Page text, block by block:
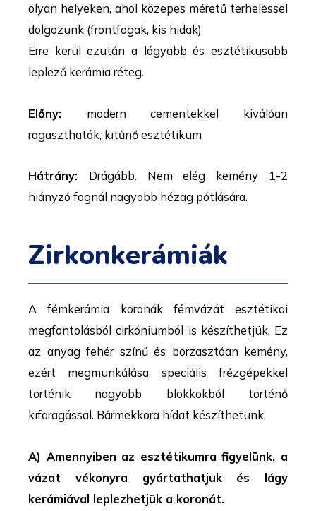
olyan helyeken, ahol közepes méretű terheléssel
dolgozunk (frontfogak, kis hidak)
Erre kerül ezután a lágyabb és esztétikusabb
leplező kerámia réteg.
Előny: modern cementekkel kiválóan
ragaszthatók, kitűnő esztétikum
Hátrány: Drágább. Nem elég kemény 1-2
hiányzó fognál nagyobb hézag pótlására.
Zirkonkerámiák
A fémkerámia koronák fémvázát esztétikai
megfontolásból cirkóniumból is készíthetjük. Ez
az anyag fehér színű és borzasztóan kemény,
ezért megmunkálása speciális frézgépekkel
történik nagyobb blokkokból történő
kifaragással. Bármekkora hídat készíthetünk.
A) Amennyiben az esztétikumra figyelünk, a
vázat vékonyra gyártathatjuk és lágy
kerámiával leplezhetjük a koronát.